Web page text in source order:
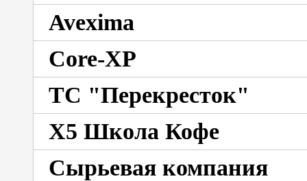
Avexima
Core-XP
ТС "Перекресток"
X5 Школа Кофе
Сырьевая компания